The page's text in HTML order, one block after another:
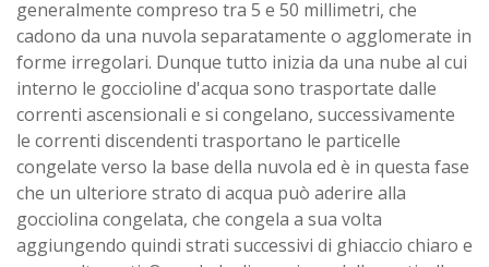
generalmente compreso tra 5 e 50 millimetri, che
cadono da una nuvola separatamente o agglomerate in
forme irregolari. Dunque tutto inizia da una nube al cui
interno le goccioline d'acqua sono trasportate dalle
correnti ascensionali e si congelano, successivamente
le correnti discendenti trasportano le particelle
congelate verso la base della nuvola ed è in questa fase
che un ulteriore strato di acqua può aderire alla
gocciolina congelata, che congela a sua volta
aggiungendo quindi strati successivi di ghiaccio chiaro e